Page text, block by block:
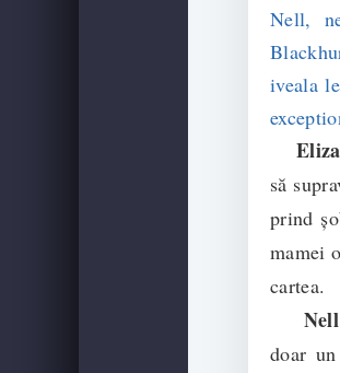
Nell,
iveala
Eliza
să
prind
mamei
cartea.
Nell
doar